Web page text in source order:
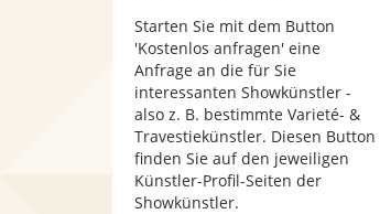
Starten Sie mit dem Button
'Kostenlos anfragen' eine
Anfrage an die für Sie
interessanten Showkünstler -
also z. B. bestimmte Varieté- &
Travestiekünstler. Diesen Button
finden Sie auf den jeweiligen
Künstler-Profil-Seiten der
Showkünstler.